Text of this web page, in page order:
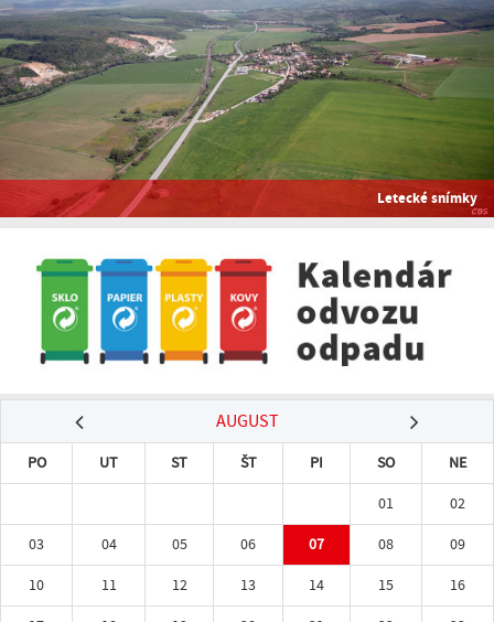
Letecké snímky
AUGUST
PO UT ST ŠT PI SO
NE
01
02
03
04 05 06 07 08
09
10
11 12 13 14 15
16